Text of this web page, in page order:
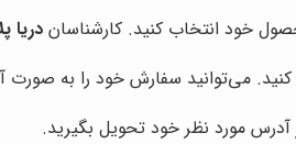
خود انتخاب کنید. کارشناساندریا
می‌توانید سفارش خود را به صورت
مورد نظر خود تحویل بگیرید.